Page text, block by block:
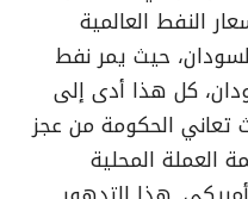
النفط العالمية
حيث يمر نفط
كل هذا أدى إلى
تعاني الحكومة من عجز
العملة المحلية